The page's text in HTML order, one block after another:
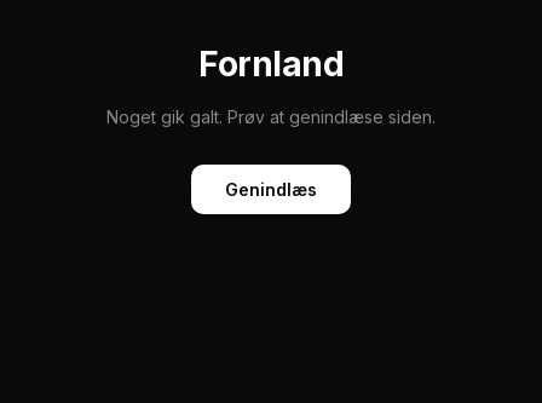
Fornland
Noget gik galt. Prøv at genindlæse siden.
Genindlæs